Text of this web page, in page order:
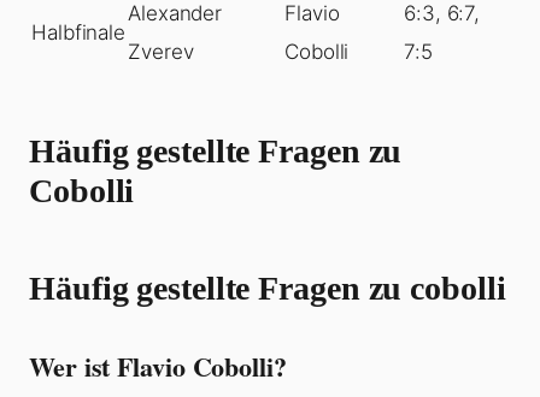
Halbfinale
Alexander
Zverev
Flavio
Cobolli
6:3, 6:7,
7:5
Häufig gestellte Fragen zu
Cobolli
Häufig gestellte Fragen zu cobolli
Wer ist Flavio Cobolli?